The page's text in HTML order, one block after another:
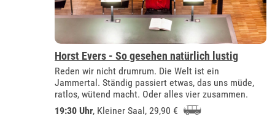
Horst Evers - So gesehen natürlich lustig
Reden wir nicht drumrum. Die Welt ist ein
Jammertal. Ständig passiert etwas, das uns müde,
ratlos, wütend macht. Oder alles vier zusammen.
19:30 Uhr, Kleiner Saal, 29,90 €